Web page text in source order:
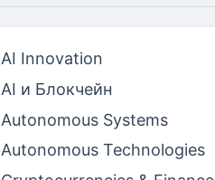
AI Innovation
AI и Блокчейн
Autonomous Systems
Autonomous Technologies